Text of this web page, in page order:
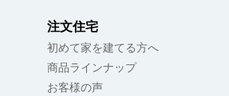
注文住宅
初めて家を建てる方へ
商品ラインナップ
お客様の声